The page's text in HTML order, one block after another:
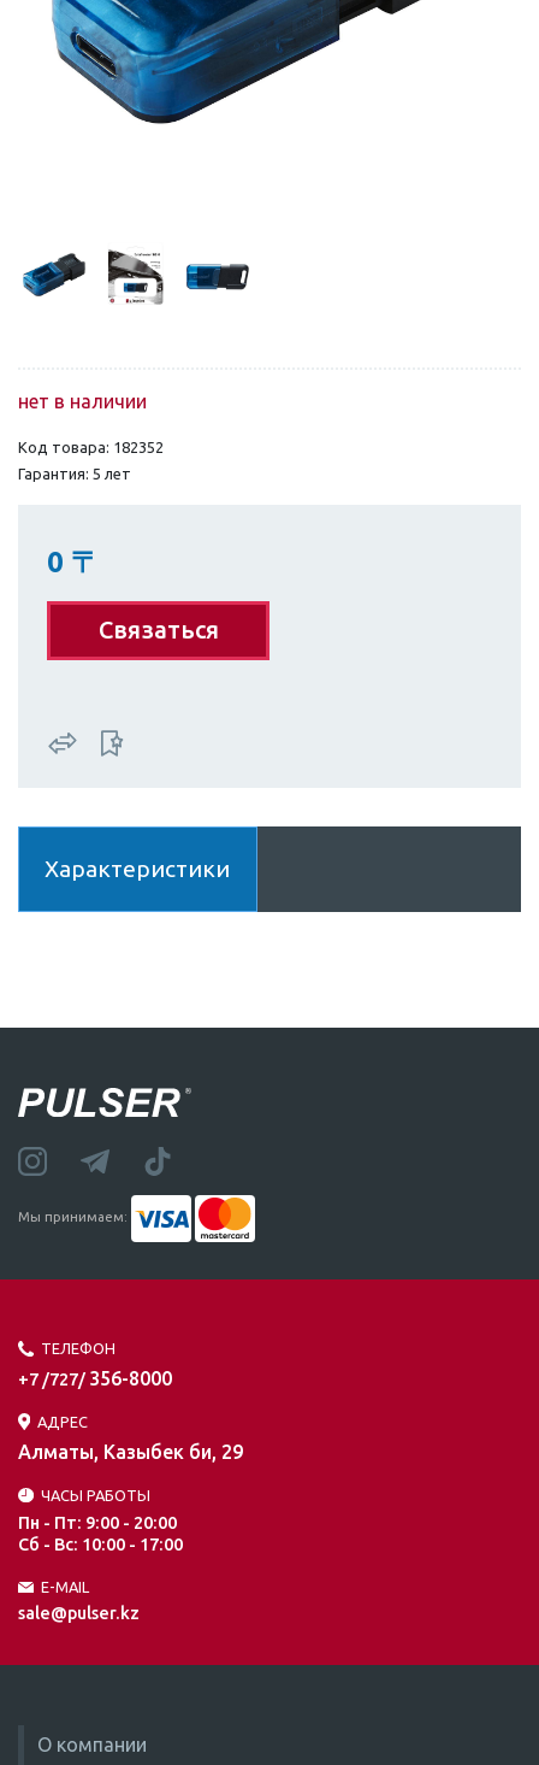
нет в наличии
Код товара: 182352
Гарантия: 5 лет
0 〒
Связаться
Характеристики
Мы принимаем:
ТЕЛЕФОН
+7 /727/ 356-8000
АДРЕС
Алматы, Казыбек би, 29
ЧАСЫ РАБОТЫ
Пн - Пт: 9:00 - 20:00
Сб - Вс: 10:00 - 17:00
E-MAIL
sale@pulser.kz
О компании